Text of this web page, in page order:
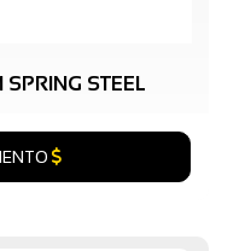
STEEL